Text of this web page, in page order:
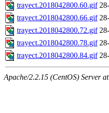
trayect.2018042800.60.gif
trayect.2018042800.66.gif
trayect.2018042800.72.gif
trayect.2018042800.78.gif
trayect.2018042800.84.gif
Apache/2.2.15 (CentOS) Server